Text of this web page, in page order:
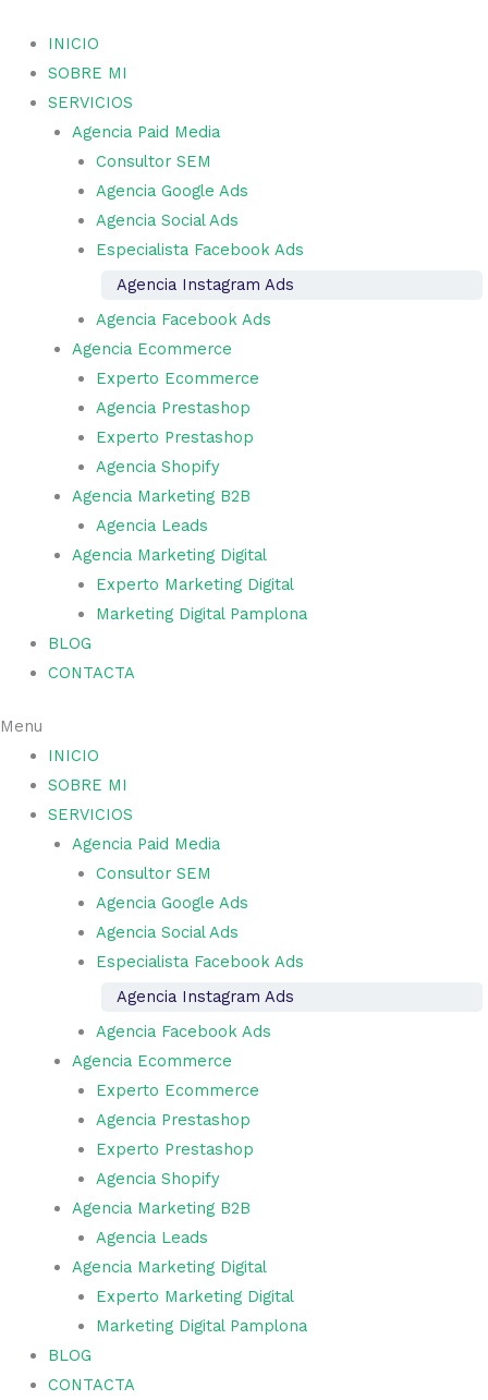
contenido
INICIO
SOBRE MI
SERVICIOS
Agencia Paid Media
Consultor SEM
Agencia Google Ads
Agencia Social Ads
Especialista Facebook Ads
Agencia Instagram Ads
Agencia Facebook Ads
Agencia Ecommerce
Experto Ecommerce
Agencia Prestashop
Experto Prestashop
Agencia Shopify
Agencia Marketing B2B
Agencia Leads
Agencia Marketing Digital
Experto Marketing Digital
Marketing Digital Pamplona
BLOG
CONTACTA
Menu
INICIO
SOBRE MI
SERVICIOS
Agencia Paid Media
Consultor SEM
Agencia Google Ads
Agencia Social Ads
Especialista Facebook Ads
Agencia Instagram Ads
Agencia Facebook Ads
Agencia Ecommerce
Experto Ecommerce
Agencia Prestashop
Experto Prestashop
Agencia Shopify
Agencia Marketing B2B
Agencia Leads
Agencia Marketing Digital
Experto Marketing Digital
Marketing Digital Pamplona
BLOG
CONTACTA